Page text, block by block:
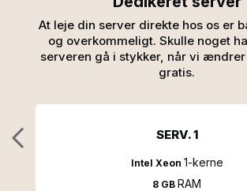
At leje din server direkte hos os er
og overkommeligt. Skulle noget
serveren gå i stykker, når vi
gratis.
SERV. 1
Intel Xeon 1-kerne
8 GB RAM